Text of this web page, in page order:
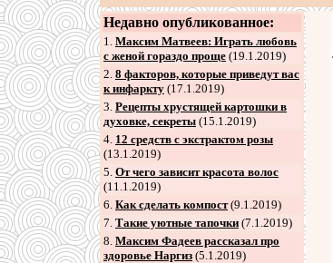
Недавно опубликованное:
1. Максим Матвеев: Играть любовь
с женой гораздо проще (19.1.2019)
2. 8 факторов, которые приведут вас
к инфаркту (17.1.2019)
3. Рецепты хрустящей картошки в
духовке, секреты (15.1.2019)
4. 12 средств с экстрактом розы
(13.1.2019)
5. От чего зависит красота волос
(11.1.2019)
6. Как сделать компост(9.1.2019)
7. Такие уютные тапочки (7.1.2019)
8. Максим Фадеев рассказал про
здоровье Наргиз (5.1.2019)